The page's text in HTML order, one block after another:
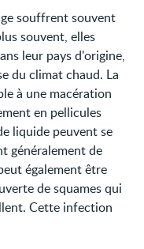
souffrent souvent
souvent, elles
leur pays d'origine,
du climat chaud. La
à une macération
en pellicules
liquide peuvent se
généralement de
également être
de squames qui
Cette infection